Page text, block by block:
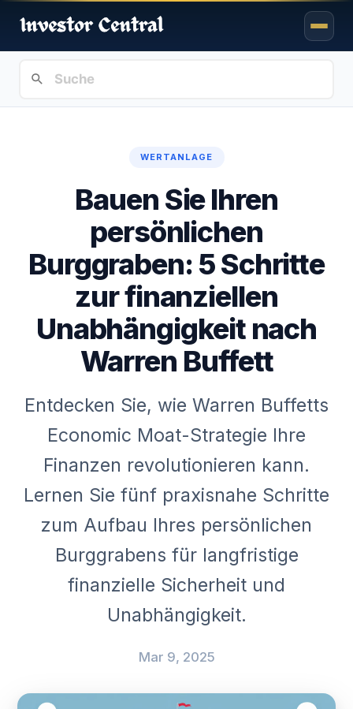
WERTANLAGE
Bauen Sie Ihren
persönlichen
Burggraben: 5 Schritte
zur finanziellen
Unabhängigkeit nach
Warren Buffett
Entdecken Sie, wie Warren Buffetts
Economic Moat-Strategie Ihre
Finanzen revolutionieren kann.
Lernen Sie fünf praxisnahe Schritte
zum Aufbau Ihres persönlichen
Burggrabens für langfristige
finanzielle Sicherheit und
Unabhängigkeit.
Mar 9, 2025